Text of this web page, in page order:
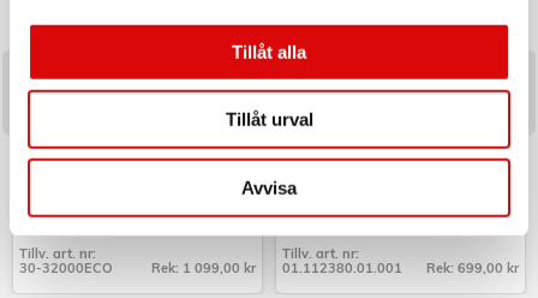
Tillåt alla
Tillåt urval
Avvisa
C3
Perkolator Design Borstat
Art nr:
Tillv. art. nr:
30-32000ECO
Rek: 1 099,00 kr
PRINCESS
Svamptork i 6 Nivåer Termostat
Art nr:
Tillv. art. nr:
01.112380.01.001
Rek: 699,00 kr